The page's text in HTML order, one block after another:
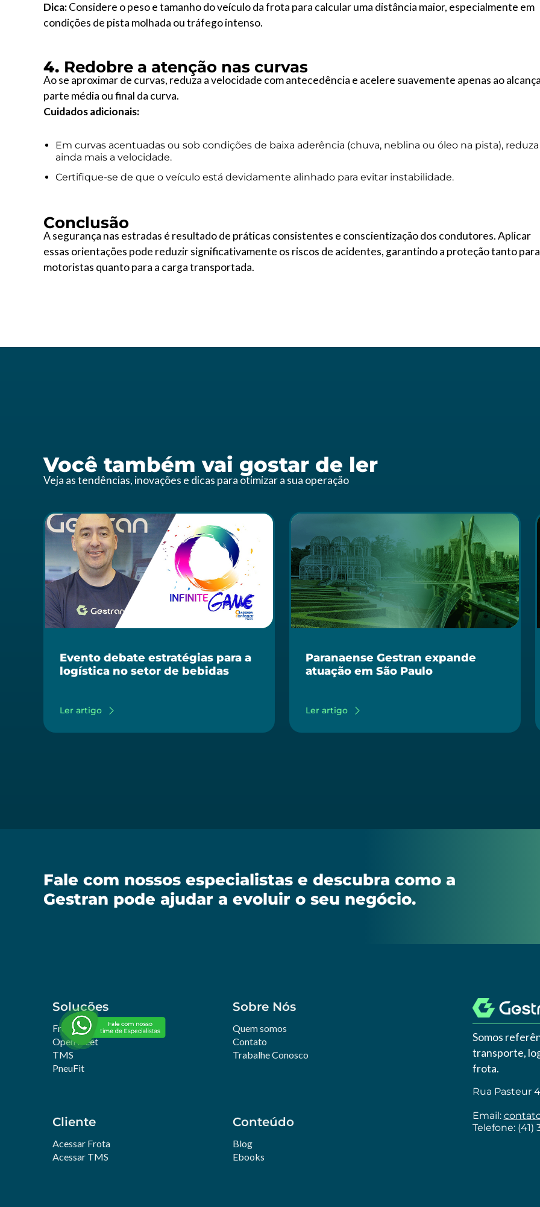
Dica:Considere o peso e tamanho do veículo da frota para calcular uma distância maior, especialmente em
condições de pista molhada ou tráfego intenso.
4. Redobre a atenção nas curvas
Ao se aproximar de curvas, reduza a velocidade com antecedência e acelere suavemente apenas ao
parte média ou final da curva.
Cuidados adicionais:
Em curvas acentuadas ou sob condições de baixa aderência (chuva, neblina ou óleo na pista), reduza
ainda mais a velocidade.
Certifique-se de que o veículo está devidamente alinhado para evitar instabilidade.
Conclusão
A segurança nas estradas é resultado de práticas consistentes e conscientização dos condutores. Aplicar
essas orientações pode reduzir significativamente os riscos de acidentes, garantindo a proteção tanto
motoristas quanto para a carga transportada.
Você também vai gostar de ler
Veja as tendências, inovações e dicas para otimizar a sua operação
Evento debate estratégias para a
logística no setor de bebidas
Ler artigo
Paranaense Gestran expande
atuação em São Paulo
Ler artigo
Fale com nossos especialistas e descubra como a
Gestran pode ajudar a evoluir o seu negócio.
Soluções
Frotas
Open Fleet
TMS
PneuFit
Cliente
Acessar Frota
Acessar TMS
Sobre Nós
Quem somos
Contato
Trabalhe Conosco
Conteúdo
Blog
Ebooks
Somos
transporte,
frota.
Rua Pasteur
Email:
Telefone: (41)